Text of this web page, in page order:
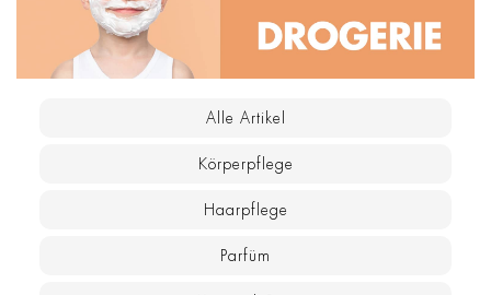
Alle Artikel
Körperpflege
Haarpflege
Parfüm